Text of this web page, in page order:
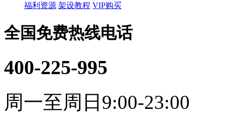
福利资源 架设教程 VIP购买
全国免费热线电话
400-225-995
周一至周日9:00-23:00